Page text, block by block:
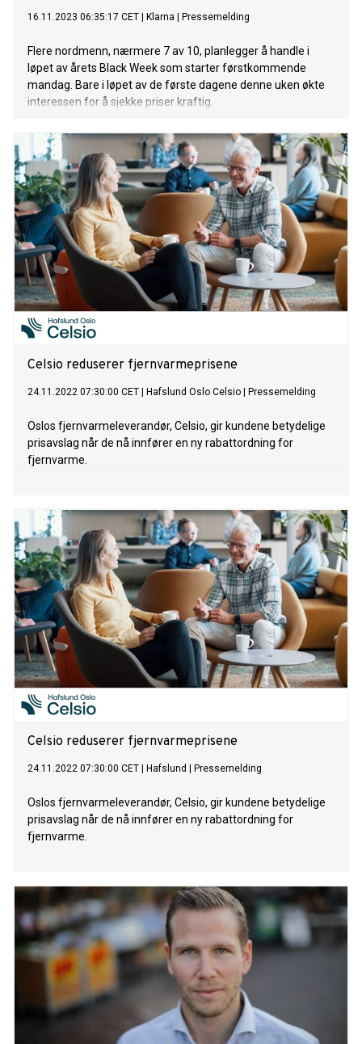
16.11.2023 06:35:17 CET Klarna Pressemelding
Flere nordmenn, nærmere 7 av 10, planlegger å handle i
løpet av årets Black Week som starter førstkommende
mandag. Bare i løpet av de første dagene denne uken økte
interessen for å sjekke priser kraftig.
Celsio reduserer fjernvarmeprisene
24.11.2022 07:30:00 CET Hafslund Oslo Celsio Pressemelding
Oslos fjernvarmeleverandør, Celsio, gir kundene betydelige
prisavslag når de nå innfører en ny rabattordning for
fjernvarme.
Celsio reduserer fjernvarmeprisene
24.11.2022 07:30:00 CET Hafslund Pressemelding
Oslos fjernvarmeleverandør, Celsio, gir kundene betydelige
prisavslag når de nå innfører en ny rabattordning for
fjernvarme.